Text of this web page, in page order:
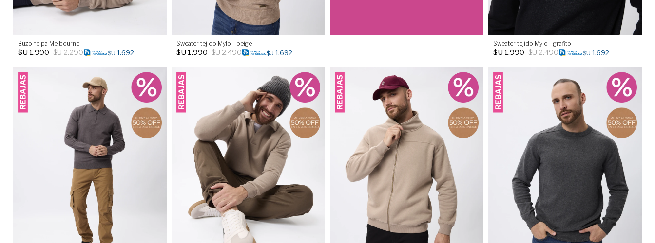
Buzo felpa Melbourne
$U 1.990 $U2.290 $U 1.692
Sweater tejido Mylo - beige
$U 1.990 $U2.490 $U 1.692
Sweater tejido Mylo - grafito
$U 1.990 $U2.490 $U 1.692